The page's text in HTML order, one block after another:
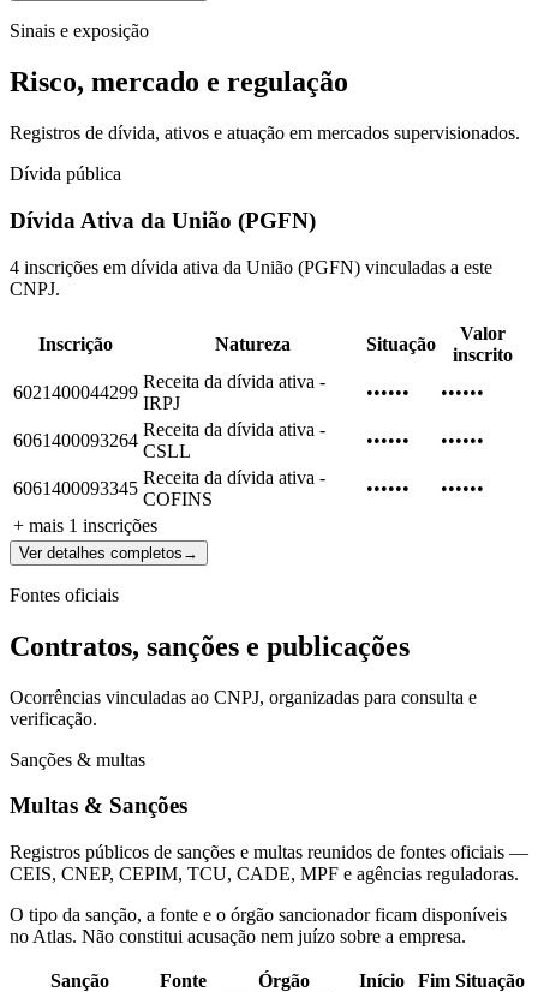
Sinais e exposição
Risco, mercado e regulação
Registros de dívida, ativos e atuação em mercados supervisionados.
Dívida pública
Dívida Ativa da União (PGFN)
4 inscrições em dívida ativa da União (PGFN) vinculadas a este
CNPJ.
Inscrição Natureza Situação
Valor
inscrito
6021400044299
Receita da dívida ativa -
IRPJ
•••••• ••••••
6061400093264
Receita da dívida ativa -
CSLL
•••••• ••••••
6061400093345
Receita da dívida ativa -
COFINS
••••••
••••••
+ mais 1 inscrições
Ver detalhes completos →
Fontes oficiais
Contratos, sanções e publicações
Ocorrências vinculadas ao CNPJ, organizadas para consulta e
verificação.
Sanções & multas
Multas & Sanções
Registros públicos de sanções e multas reunidos de fontes oficiais —
CEIS, CNEP, CEPIM, TCU, CADE, MPF e agências reguladoras.
O tipo da sanção, a fonte e o órgão sancionador ficam disponíveis
no Atlas. Não constitui acusação nem juízo sobre a empresa.
Sanção Fonte Órgão Início Fim Situação